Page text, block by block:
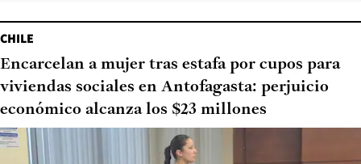
CHILE
Encarcelan a mujer tras estafa por cupos para
viviendas sociales en Antofagasta: perjuicio
económico alcanza los $23 millones